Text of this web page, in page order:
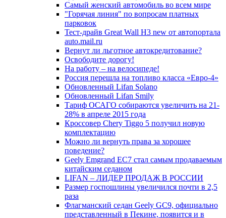
Самый женский автомобиль во всем мире
"Горячая линия" по вопросам платных
парковок
Тест-драйв Great Wall H3 new от автопортала
auto.mail.ru
Вернут ли льготное автокредитование?
Освободите дорогу!
На работу – на велосипеде!
Россия перешла на топливо класса «Евро-4»
Обновленный Lifan Solano
Обновленный Lifan Smily
Тариф ОСАГО собираются увеличить на 21-
28% в апреле 2015 года
Кроссовер Chery Tiggo 5 получил новую
комплектацию
Можно ли вернуть права за хорошее
поведение?
Geely Emgrand EC7 стал самым продаваемым
китайским седаном
LIFAN – ЛИДЕР ПРОДАЖ В РОССИИ
Размер госпошлины увеличился почти в 2,5
раза
Флагманский седан Geely GC9, официально
представленный в Пекине, появится и в